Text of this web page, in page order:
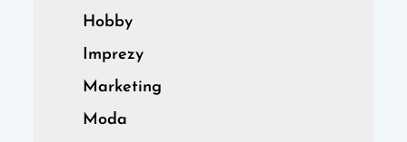
Hobby
Imprezy
Marketing
Moda